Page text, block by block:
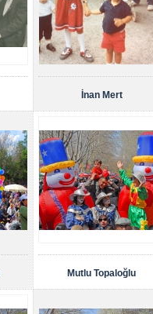
İnan Mert
Mutlu Topaloğlu